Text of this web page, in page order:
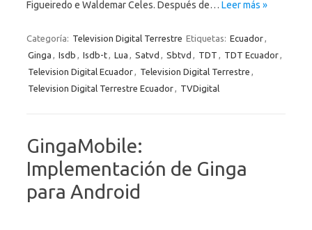
Figueiredo e Waldemar Celes. Después de… Leer más »
Categoría: Television Digital Terrestre Etiquetas: Ecuador,
Ginga , Isdb , Isdb-t, Lua , Satvd , Sbtvd , TDT , TDT Ecuador,
Television Digital Ecuador, Television Digital Terrestre ,
Television Digital Terrestre Ecuador, TVDigital
GingaMobile:
Implementación de Ginga
para Android